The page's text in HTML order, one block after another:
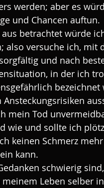
werden; aber es
und Chancen auftun.
betrachtet würde
also versuche ich, mit
und nach
in der ich
mein Tod
wie und sollte ich
keinen Schmerz
kann.
schwierig
Leben selber